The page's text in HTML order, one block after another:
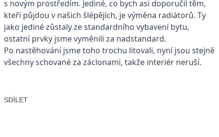
s novým prostředím. Jediné, co bych asi doporučil těm,
kteří půjdou v našich šlépějích, je výměna radiátorů. Ty
jako jediné zůstaly ze standardního vybavení bytu,
ostatní prvky jsme vyměnili za nadstandard.
Po nastěhování jsme toho trochu litovali, nyní jsou stejně
všechny schované za záclonami, takže interiér neruší.
SDÍLET